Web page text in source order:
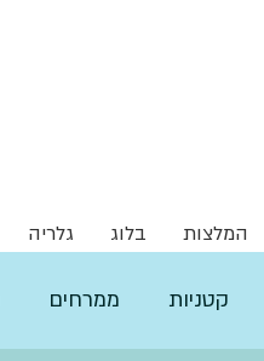
המלצות בלוג גלריה
קטניות ממרחים